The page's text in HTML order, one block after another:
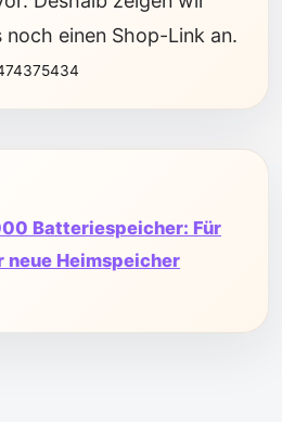
noch einen Shop-Link an.
Batteriespeicher: Für
neue Heimspeicher